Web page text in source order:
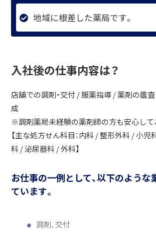
地域に根差した薬局です。
入社後の仕事内容は？
店舗での調剤・交付 / 服薬指導 / 薬剤の鑑
成
※調剤薬局未経験の薬剤師の方も安心して
【主な処方せん科目：内科 / 整形外科 / 小
科 / 泌尿器科 / 外科】
お仕事の一例として、以下のような
ています。
調剤、交付